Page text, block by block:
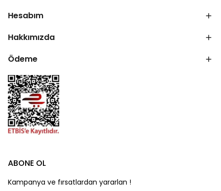
Hesabım
Hakkımızda
Ödeme
ABONE OL
Kampanya ve fırsatlardan yararlan !